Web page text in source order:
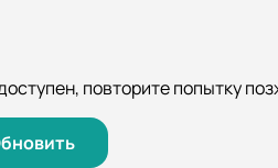
повторите попытку